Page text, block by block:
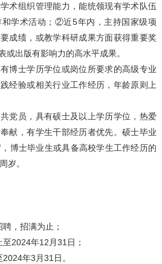
术组织管理能力，能统领现有学术队伍
学术活动；②近5年内，主持国家级项
成绩，或教学科研成果方面获得重要奖
或出版有影响力的高水平成果。
士学历学位或岗位所要求的高级专业
经验或相关行业工作经历，年龄原则上
员，具有硕士及以上学历学位，热爱
献，有学生干部经历者优先。硕士毕业
博士毕业生或具备高校学生工作经历的
岁。
，招满为止；
2024年12月31日；
年3月31日。